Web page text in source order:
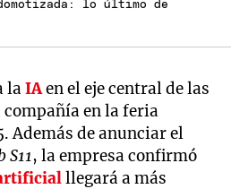
lo último de
laIAen el eje central de las
en la feria
Además de anunciar el
S11, la empresa confirmó
llegará a más